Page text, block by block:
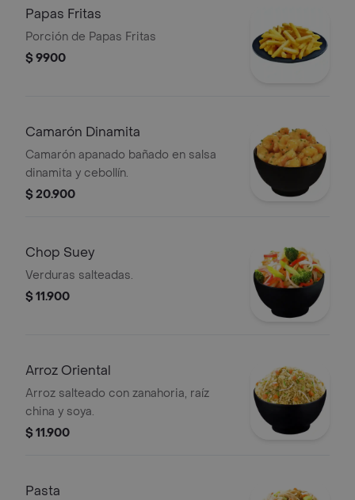
Papas Fritas
Porción de Papas Fritas
$ 9900
Camarón Dinamita
Camarón apanado bañado en salsa
dinamita y cebollín.
$ 20.900
Chop Suey
Verduras salteadas.
$ 11.900
Arroz Oriental
Arroz salteado con zanahoria, raíz
china y soya.
$ 11.900
Pasta